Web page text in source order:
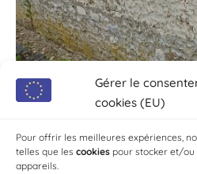
Gérer le
cookies (EU)
Pour offrir les meilleures expériences,
telles que les cookies pour stocker et/ou
appareils.